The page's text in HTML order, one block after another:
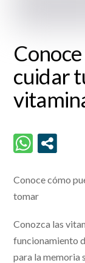
cuidar
Conoce cómo
tomar
Conozca las
funcionamiento
para la memoria